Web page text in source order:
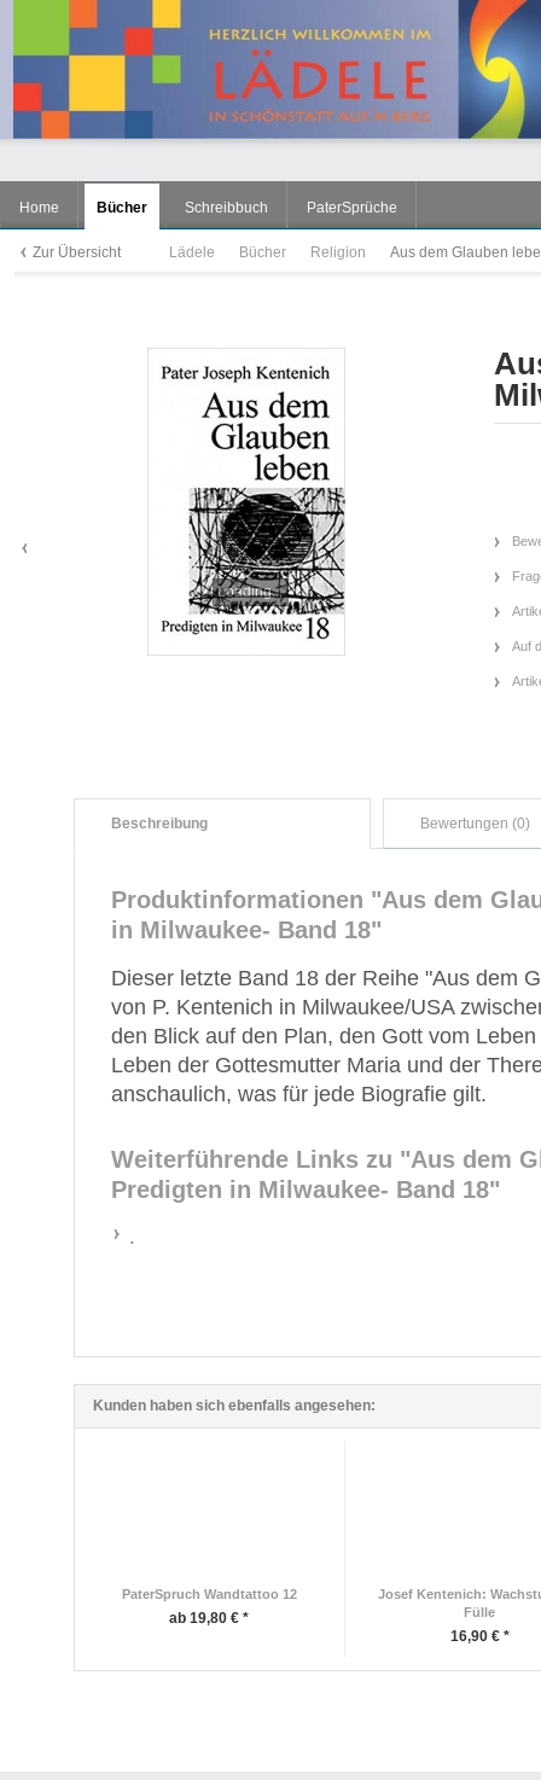
Home Bücher Schreibbuch PaterSprüche
Zur Übersicht Lädele Bücher Religion Aus dem Glauben
Loading...
Auf
Beschreibung Bewertungen (0)
Produktinformationen "Aus dem
in Milwaukee- Band 18"
Dieser letzte Band 18 der Reihe "Aus dem
von P. Kentenich in Milwaukee/USA
den Blick auf den Plan, den Gott vom
Leben der Gottesmutter Maria und der
anschaulich, was für jede Biografie gilt.
Weiterführende Links zu "Aus dem
Predigten in Milwaukee- Band 18"
.
Kunden haben sich ebenfalls angesehen:
PaterSpruch Wandtattoo 12
ab 19,80 € *
Josef Kentenich:
Fülle
16,90 € *